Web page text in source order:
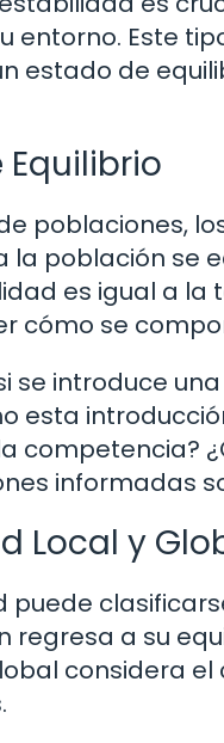
entorno. Este
estado de
Equilibrio
poblaciones,
la población se
es igual a la
cómo se
se introduce
esta
competencia?
informadas
Local y
puede
regresa a su
considera